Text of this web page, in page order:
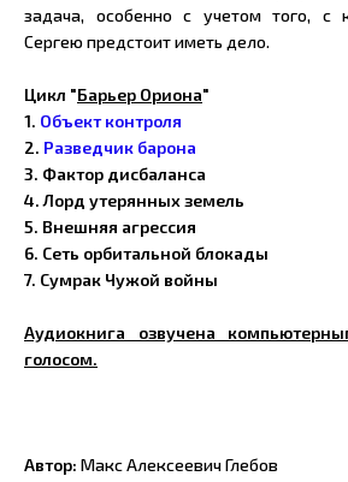
задача, особенно с учетом того, с
Сергею предстоит иметь дело.
Цикл "Барьер Ориона"
1. Объект контроля
2. Разведчик барона
3. Фактор дисбаланса
4. Лорд утерянных земель
5. Внешняя агрессия
6. Сеть орбитальной блокады
7. Сумрак Чужой войны
Аудиокнига озвучена
голосом.
Автор: Макс Алексеевич Глебов